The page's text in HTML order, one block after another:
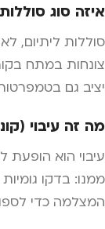
איזה סוג
סוללות ליתיום,
צונחות במתח
יציב גם
מה זה עיבוי
עיבוי הוא
ממנו: בדקו
המצלמה כדי